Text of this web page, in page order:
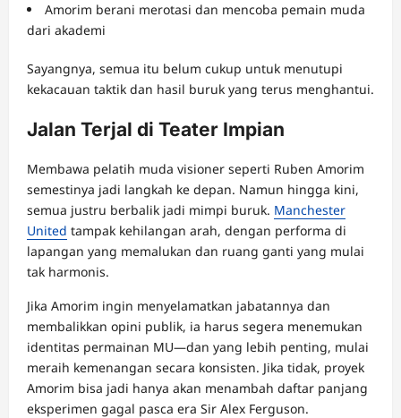
Amorim berani merotasi dan mencoba pemain muda
dari akademi
Sayangnya, semua itu belum cukup untuk menutupi
kekacauan taktik dan hasil buruk yang terus menghantui.
Jalan Terjal di Teater Impian
Membawa pelatih muda visioner seperti Ruben Amorim
semestinya jadi langkah ke depan. Namun hingga kini,
semua justru berbalik jadi mimpi buruk. Manchester
United tampak kehilangan arah, dengan performa di
lapangan yang memalukan dan ruang ganti yang mulai
tak harmonis.
Jika Amorim ingin menyelamatkan jabatannya dan
membalikkan opini publik, ia harus segera menemukan
identitas permainan MU—dan yang lebih penting, mulai
meraih kemenangan secara konsisten. Jika tidak, proyek
Amorim bisa jadi hanya akan menambah daftar panjang
eksperimen gagal pasca era Sir Alex Ferguson.